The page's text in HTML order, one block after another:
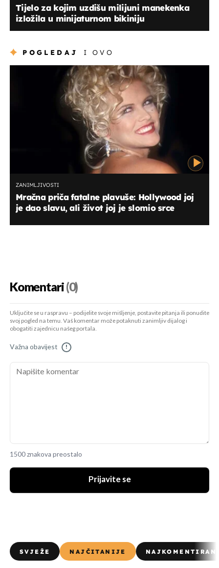
Tijelo za kojim uzdišu milijuni manekenka
izložila u minijaturnom bikiniju
POGLEDAJ I OVO
ZANIMLJIVOSTI
Mračna priča fatalne plavuše: Hollywood joj
je dao slavu, ali život joj je slomio srce
Komentari(0)
Uključite se u raspravu – podijelite svoje mišljenje, postavite pitanja ili ponudite
svoj pogled na temu. Vaš komentar može potaknuti zanimljiv dijalog i
obogatiti zajednicu našeg portala.
Važna obavijest !
1500 znakova preostalo
Prijavite se
SVJEŽE NAJČITANIJE